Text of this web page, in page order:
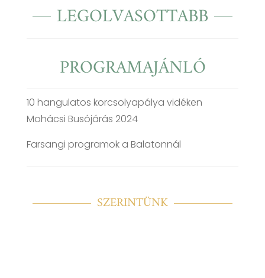
LEGOLVASOTTABB
PROGRAMAJÁNLÓ
10 hangulatos korcsolyapálya vidéken
Mohácsi Busójárás 2024
Farsangi programok a Balatonnál
SZERINTÜNK